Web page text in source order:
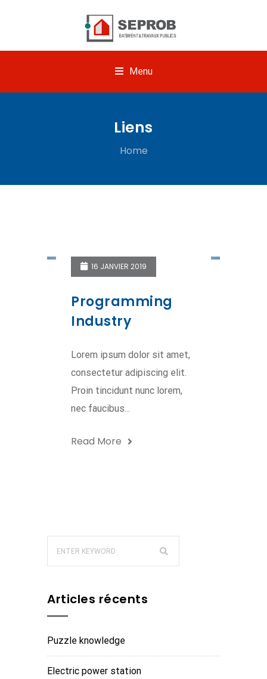
Menu
Liens
Home
Articles récents
Puzzle knowledge
Electric power station
16 JANVIER 2019
Programming
Industry
Lorem ipsum dolor sit amet,
consectetur adipiscing elit.
Proin tincidunt nunc lorem,
nec faucibus...
Read More